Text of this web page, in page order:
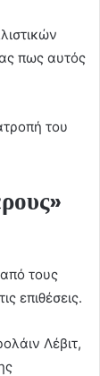
πως αυτός
του
τους
επιθέσεις.
Λέβιτ,